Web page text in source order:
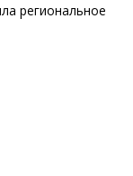
региональное